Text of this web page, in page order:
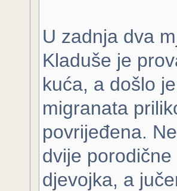
U zadnja dva
Kladuše je
kuća, a došlo
migranata
povrijeđena.
dvije
djevojka, a